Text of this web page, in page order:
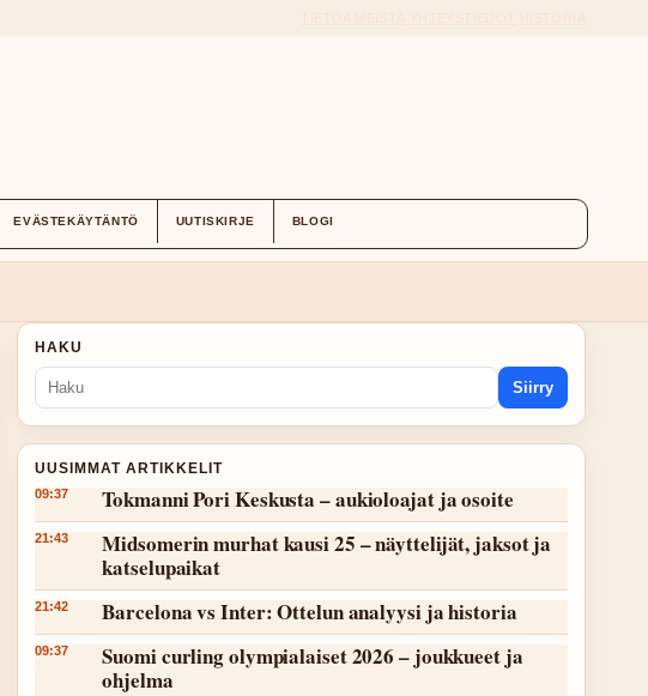
EVÄSTEKÄYTÄNTÖ UUTISKIRJE BLOGI
HAKU
Siirry
UUSIMMAT ARTIKKELIT
09:37 Tokmanni Pori Keskusta – aukioloajat ja osoite
21:43
Midsomerin murhat kausi 25 – näyttelijät, jaksot ja
katselupaikat
21:42 Barcelona vs Inter: Ottelun analyysi ja historia
09:37
Suomi curling olympialaiset 2026 – joukkueet ja
ohjelma